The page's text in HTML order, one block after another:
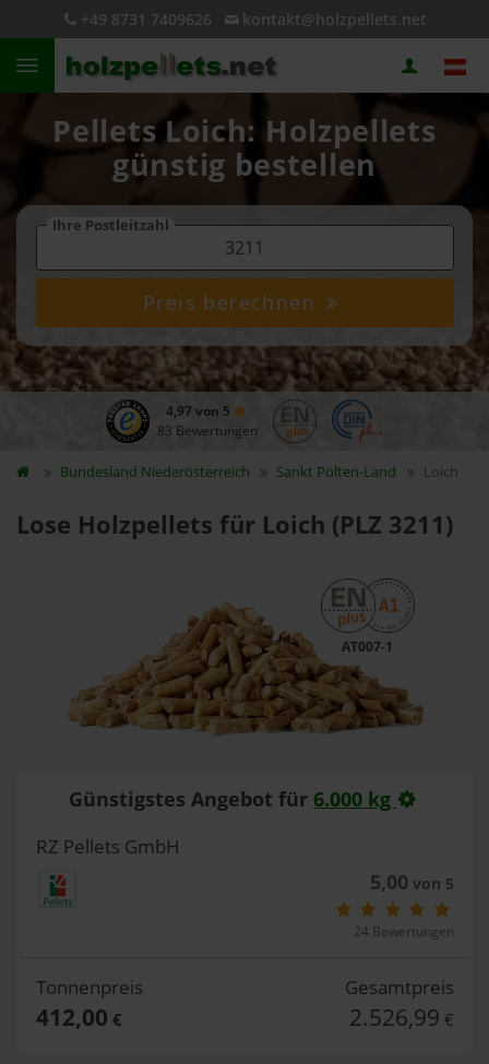
+49 8731 7409626 kontakt@holzpellets.net
Pellets Loich: Holzpellets
günstig bestellen
Ihre Postleitzahl
Preis berechnen
4,97 von 5
83 Bewertungen
Bundesland Niederösterreich Sankt Pölten-Land Loich
Lose Holzpellets für Loich (PLZ 3211)
AT007-1
Günstigstes Angebot für 6.000 kg
RZ Pellets GmbH
5,00 von 5
24 Bewertungen
Tonnenpreis
412,00 €
Gesamtpreis
2.526,99 €